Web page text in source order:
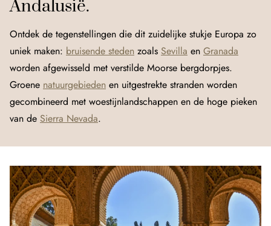
Andalusië.
Ontdek de tegenstellingen die dit zuidelijke stukje Europa zo
uniek maken: bruisende steden zoals Sevilla en Granada
worden afgewisseld met verstilde Moorse bergdorpjes.
Groene natuurgebieden en uitgestrekte stranden worden
gecombineerd met woestijnlandschappen en de hoge pieken
van de Sierra Nevada.